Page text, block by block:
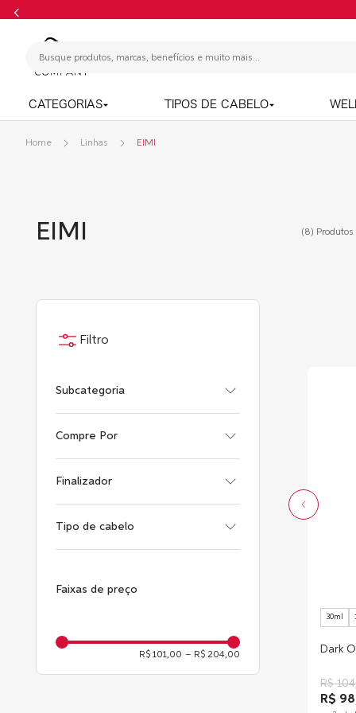
CATEGORIAS TIPOS DE CABELO
Linhas EIMI
EIMI (8)
Subcategoria
Finalizador
Volume
Fixação
Compre Por
Finalizador e Modelador
Finalizador
Modelador
Finalizador
Modelador
Tipo de cabelo
Normais
Faixas de preço
R$ 101,00 – R$ 204,00
30ml
Dark
R$ 104
R$